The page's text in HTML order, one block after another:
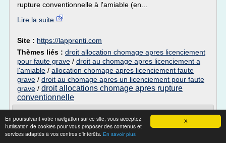
X
En poursuivant votre navigation sur ce site, vous acceptez
l'utilisation de cookies pour vous proposer des contenus et
services adaptés à vos centres d'intérêts. En savoir plus
rupture conventionnelle à l'amiable (en...
Lire la suite
Site : https://lapprenti.com
Thèmes liés : droit allocation chomage apres licenciement
pour faute grave / droit au chomage apres licenciement a
l'amiable / allocation chomage apres licenciement faute
grave / droit au chomage apres un licenciement pour faute
grave / droit allocations chomage apres rupture
conventionnelle
Rupture conventionnelle de CDI :
conditions et procédure
Harcèlement